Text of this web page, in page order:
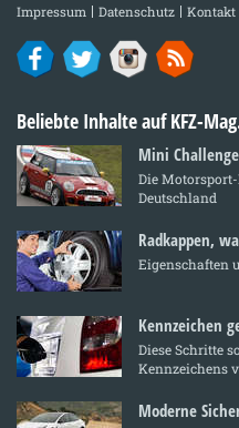
Impressum Datenschutz Kontakt
Beliebte Inhalte auf KFZ-
Mini Challenge
Die
Deutschland
Radkappen,
Eigenschaften
Kennzeichen
Diese Schritte
Kennzeichens
Moderne